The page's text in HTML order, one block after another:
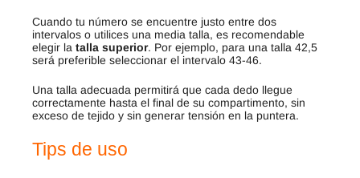
Cuando tu número se encuentre justo entre dos
intervalos o utilices una media talla, es recomendable
elegir la talla superior. Por ejemplo, para una talla 42,5
será preferible seleccionar el intervalo 43-46.
Una talla adecuada permitirá que cada dedo llegue
correctamente hasta el final de su compartimento, sin
exceso de tejido y sin generar tensión en la puntera.
Tips de uso